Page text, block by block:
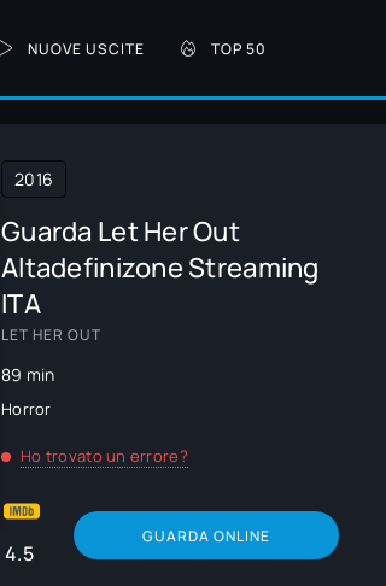
NUOVE USCITE TOP 50
Guarda Let Her Out
Altadefinizone Streaming
ITA
LET HER OUT
89 min
Horror
2016
Ho trovato un errore?
4.5
GUARDA ONLINE